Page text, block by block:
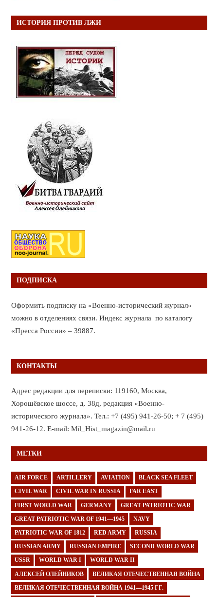
ИСТОРИЯ ПРОТИВ ЛЖИ
ПОДПИСКА
Оформить подписку на «Военно-исторический журнал»
можно в отделениях связи. Индекс журнала по каталогу
«Пресса России» – 39887.
КОНТАКТЫ
Адрес редакции для переписки: 119160, Москва,
Хорошёвское шоссе, д. 38д, редакция «Военно-
исторического журнала». Тел.: +7 (495) 941-26-50; + 7 (495)
941-26-12. E-mail: Mil_Hist_magazin@mail.ru
МЕТКИ
AIR FORCE ARTILLERY AVIATION BLACK SEA FLEET
CIVIL WAR CIVIL WAR IN RUSSIA FAR EAST
FIRST WORLD WAR GERMANY GREAT PATRIOTIC WAR
GREAT PATRIOTIC WAR OF 1941—1945 NAVY
PATRIOTIC WAR OF 1812 RED ARMY RUSSIA
RUSSIAN ARMY RUSSIAN EMPIRE SECOND WORLD WAR
USSR WORLD WAR I WORLD WAR II
АЛЕКСЕЙ ОЛЕЙНИКОВ ВЕЛИКАЯ ОТЕЧЕСТВЕННАЯ ВОЙНА
ВЕЛИКАЯ ОТЕЧЕСТВЕННАЯ ВОЙНА 1941—1945 ГГ.